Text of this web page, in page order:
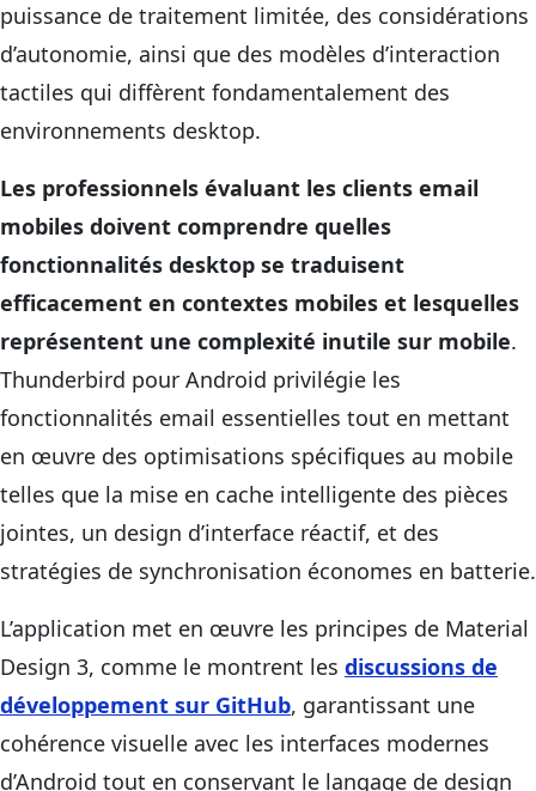
puissance de traitement limitée, des considérations
d’autonomie, ainsi que des modèles d’interaction
tactiles qui diffèrent fondamentalement des
environnements desktop.
Les professionnels évaluant les clients email
mobiles doivent comprendre quelles
fonctionnalités desktop se traduisent
efficacement en contextes mobiles et lesquelles
représentent une complexité inutile sur mobile.
Thunderbird pour Android privilégie les
fonctionnalités email essentielles tout en mettant
en œuvre des optimisations spécifiques au mobile
telles que la mise en cache intelligente des pièces
jointes, un design d’interface réactif, et des
stratégies de synchronisation économes en batterie.
L’application met en œuvre les principes de Material
Design 3, comme le montrent les discussions de
développement sur GitHub, garantissant une
cohérence visuelle avec les interfaces modernes
d’Android tout en conservant le langage de design